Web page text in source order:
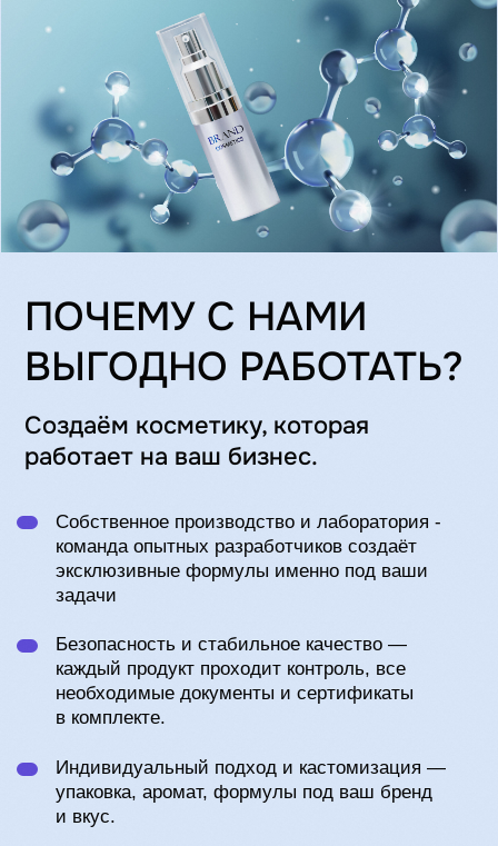
Мы используем натуральное
экологичное сырье, а наша продукция
отвечает всем современным
требованиям косметического рынка.
Обязательный многоступенчатый
контроль качества, с любовью
подобранная рецептура и душевный
подход — это про нас.
УСЛОВИЯ СОТРУДНИЧЕСТВА
Наши специалисты создадут для
вас уникальную формулу и
текстуру, чтобы косметика
максимально соответствовала
вашему запросу:
КОНТРАКТНОЕ
ПРОИЗВОДСТВО
Предлагаем любые модификации.
Нам доверяют крупные компании и бренды
на маркетинге и рекламе продукции
Пробная партия в доступном объеме
для минимизации рисков
Никаких вложений в собственное
производство